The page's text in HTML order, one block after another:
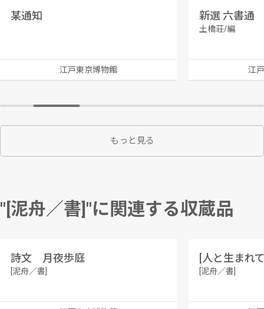
某通知
江戸東京博物館
新選 六書通
土橋荘/編
江
もっと見る
"[泥舟／書]"に関連する収蔵品
詩文 月夜歩庭
[泥舟／書]
[人と生まれ
[泥舟／書]